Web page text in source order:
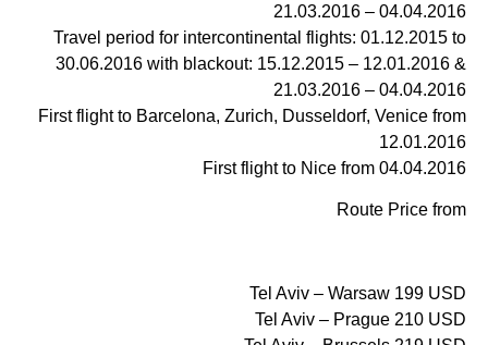
21.03.2016 – 04.04.2016
Travel period for intercontinental flights: 01.12.2015 to
30.06.2016 with blackout: 15.12.2015 – 12.01.2016 &
21.03.2016 – 04.04.2016
First flight to Barcelona, Zurich, Dusseldorf, Venice from
12.01.2016
First flight to Nice from 04.04.2016
Route Price from
Tel Aviv – Warsaw 199 USD
Tel Aviv – Prague 210 USD